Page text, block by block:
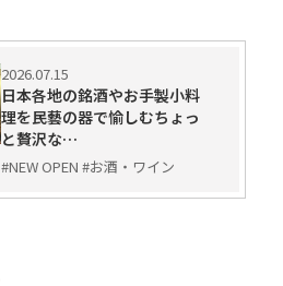
2026.07.15
日本各地の銘酒やお手製小料
理を民藝の器で愉しむちょっ
と贅沢な…
#NEW OPEN #お酒・ワイン